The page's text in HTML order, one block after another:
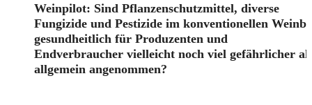
Weinpilot: Sind Pflanzenschutzmittel, diverse
Fungizide und Pestizide im konventionellen
gesundheitlich für Produzenten und
Endverbraucher vielleicht noch viel gefährlicher
allgemein angenommen?